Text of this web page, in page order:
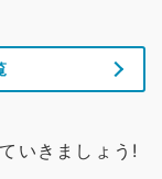
いきましょう!